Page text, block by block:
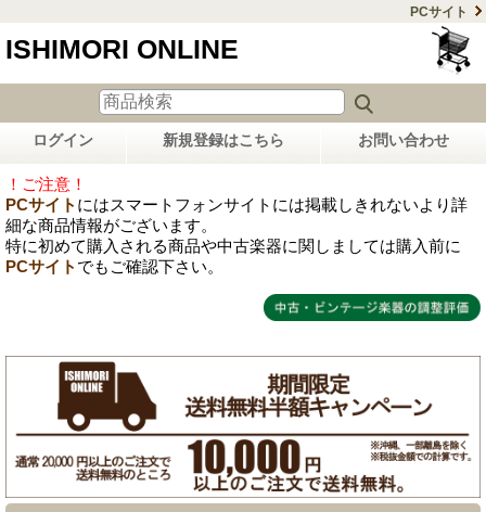
PCサイト
ISHIMORI ONLINE
ログイン 新規登録はこちら お問い合わせ
！ご注意！
PCサイト にはスマートフォンサイトには掲載しきれないより詳
細な商品情報がございます。
特に初めて購入される商品や中古楽器に関しましては購入前に
PCサイト でもご確認下さい。